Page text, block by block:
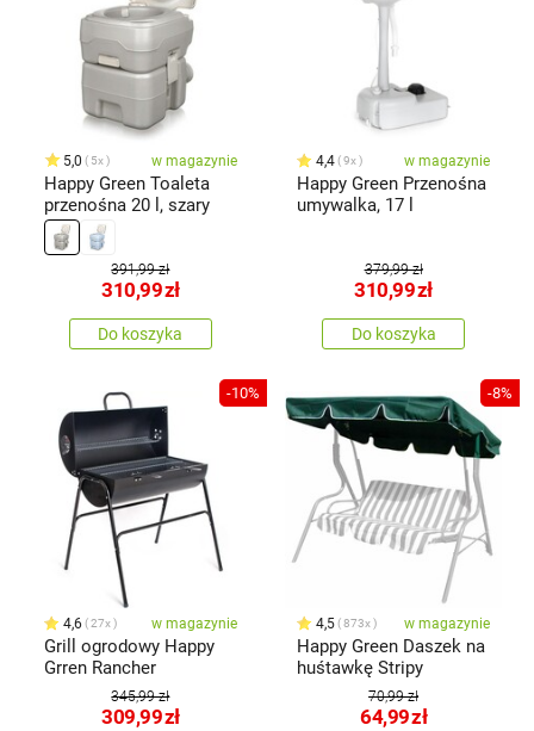
5,0 5x w magazynie
Happy Green Toaleta
przenośna 20 l, szary
391,99 zł
310,99zł
Do koszyka
4,4 9x w magazynie
Happy Green Przenośna
379,99 zł
310,99zł
Do koszyka
-10%
4,6 27x w magazynie
Grill ogrodowy Happy
Grren Rancher
345,99 zł
309,99zł
-8%
4,5 873x w magazynie
Happy Green Daszek na
huśtawkę Stripy
70,99 zł
64,99zł